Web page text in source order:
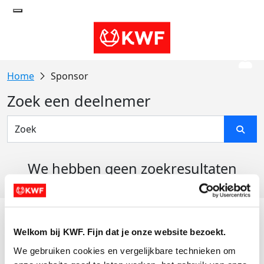
Welkom bij KWF. Fijn dat je onze website bezoekt.
We gebruiken cookies en vergelijkbare technieken om
Sponsor
Zoek een deelnemer
We hebben geen zoekresultaten
Actiematerialen
Evenementen